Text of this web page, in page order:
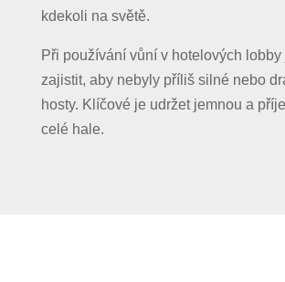
kdekoli na světě.
Při používání vůní v hotelových
zajistit, aby nebyly příliš silné nebo
hosty. Klíčové je udržet jemnou a
celé hale.